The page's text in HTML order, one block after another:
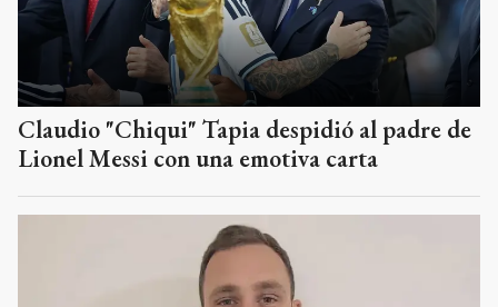
Claudio "Chiqui" Tapia despidió al padre de
Lionel Messi con una emotiva carta